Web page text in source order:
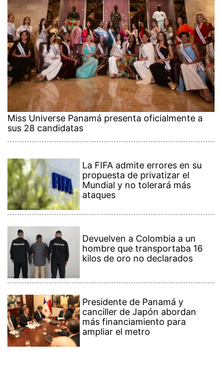
Miss Universe Panamá presenta oficialmente a
sus 28 candidatas
La FIFA admite errores en su
propuesta de privatizar el
Mundial y no tolerará más
ataques
Devuelven a Colombia a un
hombre que transportaba 16
kilos de oro no declarados
Presidente de Panamá y
canciller de Japón abordan
más financiamiento para
ampliar el metro